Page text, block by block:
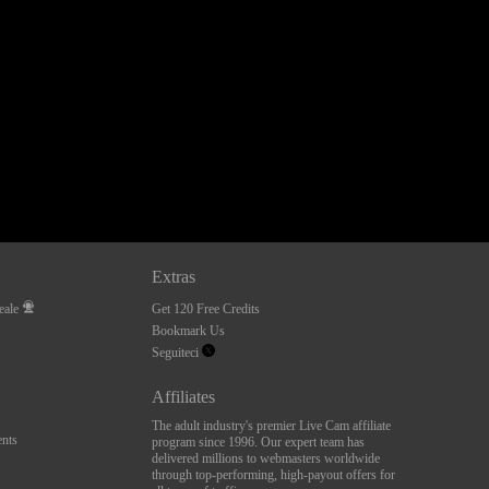
Extras
Get 120 Free Credits
Bookmark Us
Seguiteci
Affiliates
The adult industry's premier Live Cam affiliate
program since 1996. Our expert team has
delivered millions to webmasters worldwide
through top-performing, high-payout offers for